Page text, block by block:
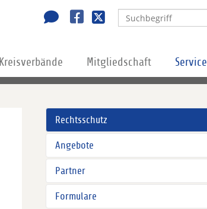
Kreisverbände Mitgliedschaft Service
Rechtsschutz
Angebote
Partner
Formulare